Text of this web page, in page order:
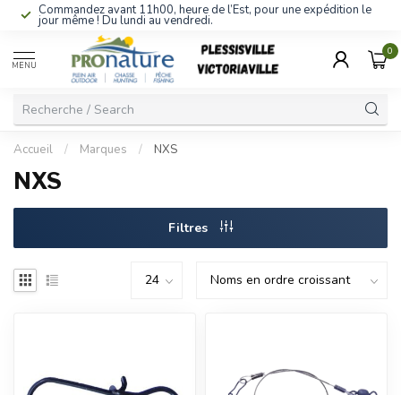
Commandez avant 11h00, heure de l’Est, pour une expédition le
jour même ! Du lundi au vendredi.
MENU
0
Accueil / Marques / NXS
NXS
Filtres